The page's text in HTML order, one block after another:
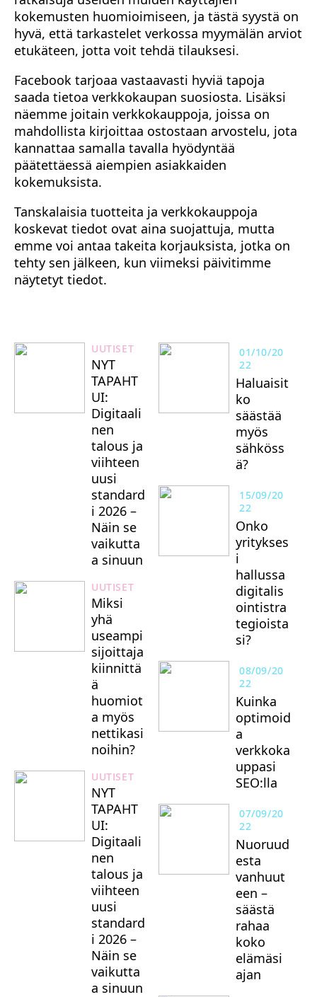
kokemusten huomioimiseen, ja tästä syystä on
hyvä, että tarkastelet verkossa myymälän arviot
etukäteen, jotta voit tehdä tilauksesi.
Facebook tarjoaa vastaavasti hyviä tapoja
saada tietoa verkkokaupan suosiosta. Lisäksi
näemme joitain verkkokauppoja, joissa on
mahdollista kirjoittaa ostostaan arvostelu, jota
kannattaa samalla tavalla hyödyntää
päätettäessä aiempien asiakkaiden
kokemuksista.
Tanskalaisia tuotteita ja verkkokauppoja
koskevat tiedot ovat aina suojattuja, mutta
emme voi antaa takeita korjauksista, jotka on
tehty sen jälkeen, kun viimeksi päivitimme
näytetyt tiedot.
UUTISET
NYT
TAPAHT
UI:
Digitaali
nen
talous ja
viihteen
uusi
standard
i 2026 –
Näin se
vaikutta
a sinuun
UUTISET
Miksi
yhä
useampi
sijoittaja
kiinnittä
ä
huomiot
a myös
nettikasi
noihin?
UUTISET
NYT
TAPAHT
UI:
Digitaali
nen
talous ja
viihteen
uusi
standard
i 2026 –
Näin se
vaikutta
a sinuun
01/10/20
22
Haluaisit
ko
säästää
myös
sähköss
ä?
15/09/20
22
Onko
yritykses
i
hallussa
digitalis
ointistra
tegioista
si?
08/09/20
22
Kuinka
optimoid
a
verkkoka
uppasi
SEO:lla
07/09/20
22
Nuoruud
esta
vanhuut
een –
säästä
rahaa
koko
elämäsi
ajan